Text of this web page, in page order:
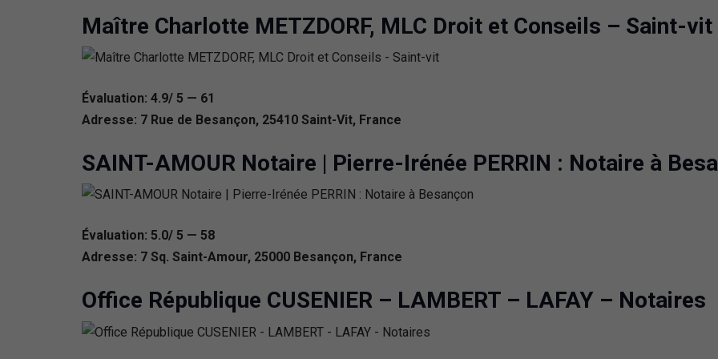
Maître Charlotte METZDORF, MLC Droit et Conseils – Saint-vit
Évaluation: 4.9/ 5 — 61
Adresse: 7 Rue de Besançon, 25410 Saint-Vit, France
SAINT-AMOUR Notaire | Pierre-Irénée PERRIN : Notaire à
Évaluation: 5.0/ 5 — 58
Adresse: 7 Sq. Saint-Amour, 25000 Besançon, France
Office République CUSENIER – LAMBERT – LAFAY – Notaires